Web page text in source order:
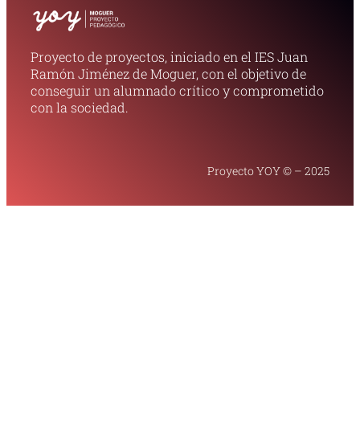
Proyecto de proyectos, iniciado en el IES Juan
Ramón Jiménez de Moguer, con el objetivo de
conseguir un alumnado crítico y comprometido
con la sociedad.
Proyecto YOY © – 2025